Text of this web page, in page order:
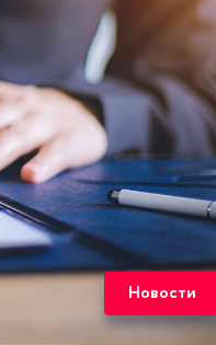
Новости